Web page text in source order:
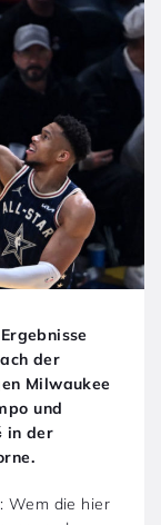
der
Milwaukee
und
in der
Wem die hier